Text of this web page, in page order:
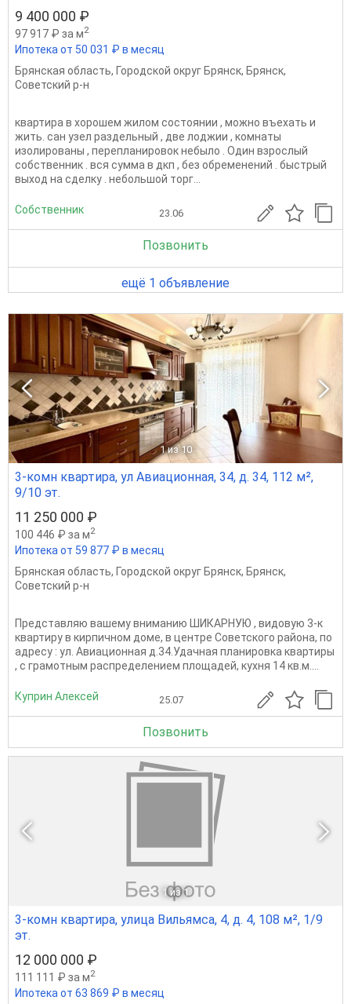
9 400 000 ₽
97 917 ₽ за м2
Ипотека от 50 031 ₽ в месяц
Брянская область, Городской округ Брянск, Брянск,
Советский р-н
квартира в хорошем жилом состоянии , можно въехать и
жить. сан узел раздельный , две лоджии , комнаты
изолированы , перепланировок небыло . Один взрослый
собственник . вся сумма в дкп , без обременений . быстрый
выход на сделку . небольшой торг...
Собственник 23.06
Позвонить
ещё 1 объявление
1 из 10
3-комн квартира, ул Авиационная, 34, д. 34, 112 м²,
9/10 эт.
11 250 000 ₽
100 446 ₽ за м2
Ипотека от 59 877 ₽ в месяц
Брянская область, Городской округ Брянск, Брянск,
Советский р-н
Представляю вашему вниманию ШИКАРНУЮ , видовую 3-к
квартиру в кирпичном доме, в центре Советского района, по
адресу : ул. Авиационная д.34.Удачная планировка квартиры
, с грамотным распределением площадей, кухня 14 кв.м....
Куприн Алексей 25.07
Позвонить
1 из 1
3-комн квартира, улица Вильямса, 4, д. 4, 108 м², 1/9
эт.
12 000 000 ₽
111 111 ₽ за м2
Ипотека от 63 869 ₽ в месяц